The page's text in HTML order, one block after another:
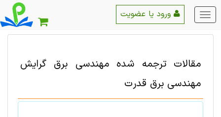
منو
اصلی
مقالات ترجمه شده مهندسی برق گرایش
مهندسی برق قدرت